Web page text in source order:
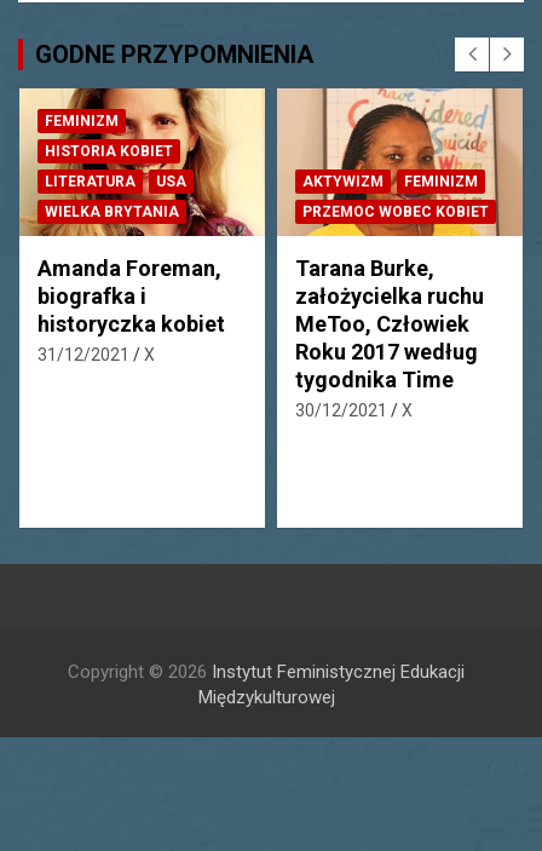
GODNE PRZYPOMNIENIA
FEMINIZM
HISTORIA KOBIET
LITERATURA
USA
WIELKA BRYTANIA
Amanda Foreman,
biografka i
historyczka kobiet
31/12/2021 X
AKTYWIZM
FEMINIZM
PRZEMOC WOBEC KOBIET
Tarana Burke,
założycielka ruchu
MeToo, Człowiek
Roku 2017 według
tygodnika Time
30/12/2021 X
Copyright © 2026 Instytut Feministycznej Edukacji
Międzykulturowej